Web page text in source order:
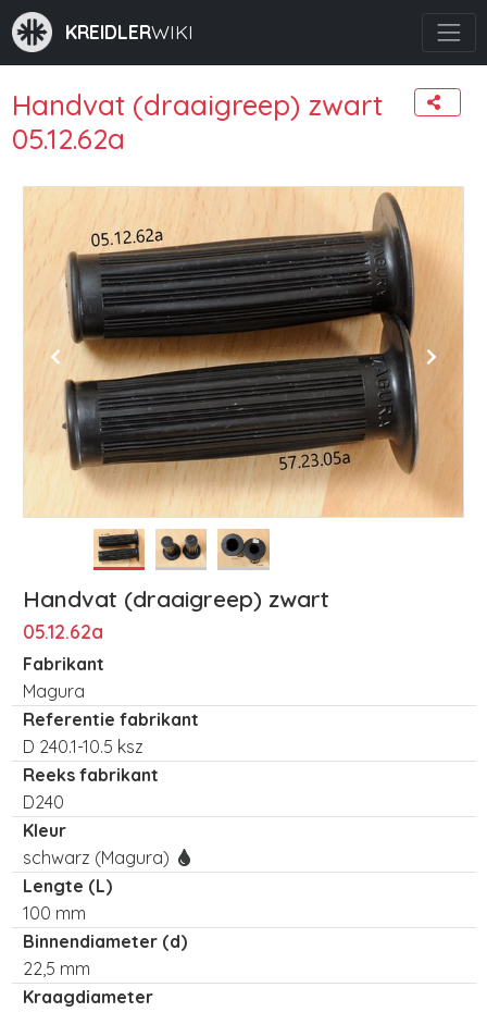
KREIDLERWIKI
Handvat (draaigreep) zwart
05.12.62a
Handvat (draaigreep) zwart
05.12.62a
Fabrikant
Magura
Referentie fabrikant
D 240.1-10.5 ksz
Reeks fabrikant
D240
Kleur
schwarz (Magura)
Lengte (L)
100 mm
Binnendiameter (d)
22,5 mm
Kraagdiameter